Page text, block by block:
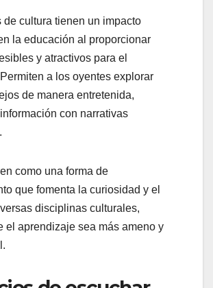
de cultura tienen un impacto
la educación al proporcionar
y atractivos para el
a los oyentes explorar
de manera entretenida,
con narrativas
como una forma de
que fomenta la curiosidad y el
disciplinas culturales,
el aprendizaje sea más ameno y